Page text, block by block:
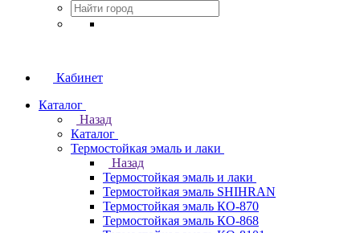
Кабинет
Каталог
Назад
Каталог
Термостойкая эмаль и лаки
Назад
Термостойкая эмаль и лаки
Термостойкая эмаль SHIHRAN
Термостойкая эмаль КО-870
Термостойкая эмаль КО-868